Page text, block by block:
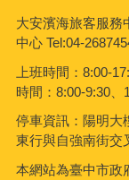
大安濱海旅客服務
中心 Tel:04-
上班時間：8:00-
時間：8:00-9:30、
停車資訊：陽明大
東行與自強南街交
本網站為臺中市政